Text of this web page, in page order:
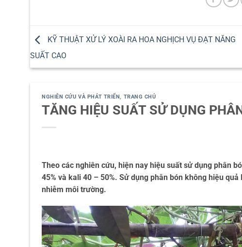
KỸ THUẬT XỬ LÝ XOÀI RA HOA NGHỊCH VỤ ĐẠT NĂNG
SUẤT CAO
NGHIÊN CỨU VÀ PHÁT TRIỂN TRANG CHỦ
TĂNG HIỆU SUẤT SỬ DỤNG
Theo các nghiên cứu, hiện nay hiệu suất sử dụng phân
45% và kali 40 – 50%. Sử dụng phân bón không hiệu
nhiễm môi trường.